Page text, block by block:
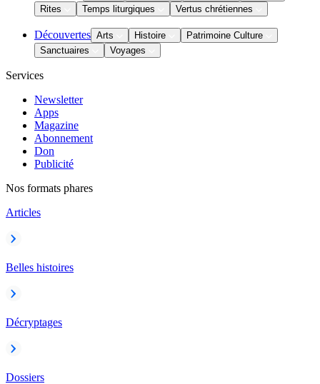
Rites
Temps liturgiques Vertus chrétiennes
Découvertes Arts Histoire
Patrimoine Culture
Sanctuaires
Voyages
Services
Newsletter
Apps
Magazine
Abonnement
Don
Publicité
Nos formats phares
Articles
Belles histoires
Décryptages
Dossiers